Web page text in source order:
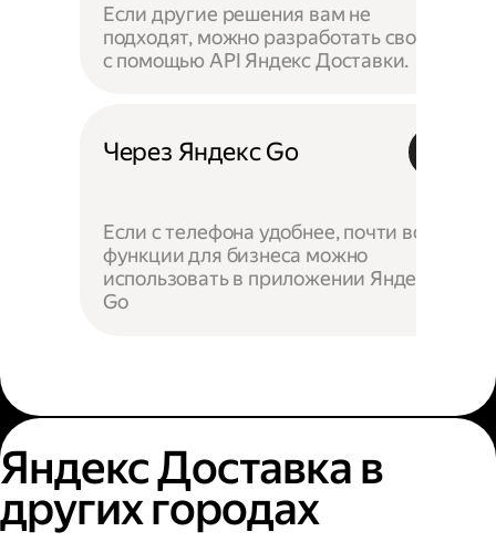
Если другие решения вам не
подходят, можно разработать своё —
с помощью API Яндекс Доставки.
Через Яндекс Go
Если с телефона удобнее, почти все
функции для бизнеса можно
использовать в приложении Яндекс
Go
Яндекс Доставка в
других городах